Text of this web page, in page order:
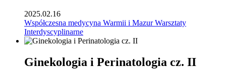
2025.02.16
Współczesna medycyna Warmii i Mazur Warsztaty
Interdyscyplinarne
Ginekologia i Perinatologia cz. II